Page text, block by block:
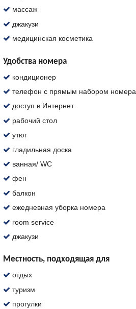
массаж
джакузи
медицинская косметика
Удобства номера
кондиционер
телефон с прямым набором номера
доступ в Интернет
рабочий стол
утюг
гладильная доска
ванная/ WC
фен
балкон
ежедневная уборка номера
room service
джакузи
Местность, подходящая для
отдых
туризм
прогулки